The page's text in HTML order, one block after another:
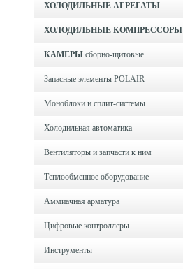
ХОЛОДИЛЬНЫЕ АГРЕГАТЫ
ХОЛОДИЛЬНЫЕ КОМПРЕССОРЫ
КАМЕРЫ сборно-щитовые
Запасные элементы POLAIR
Моноблоки и cплит-системы
Холодильная автоматика
Вентиляторы и запчасти к ним
Теплообменное оборудование
Аммиачная арматура
Цифровые контроллеры
Инструменты